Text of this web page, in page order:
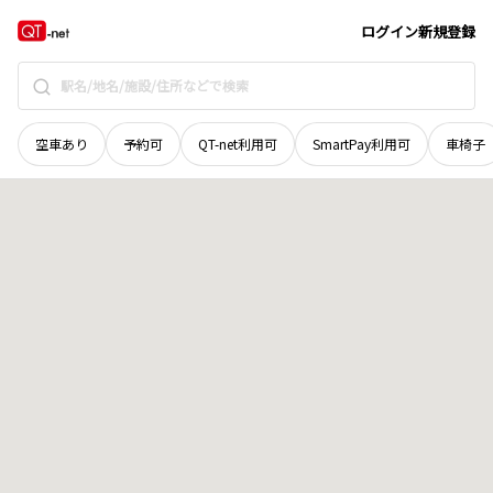
ログイン新規登録
空車あり 予約可 QT-net利用可 SmartPay利用可 車椅子
青森県